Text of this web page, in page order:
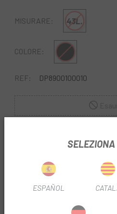
MISURARE: 43L.
COLORE: nero opaco
REF: DP8900100010
Mochila Castelli Bolsa Viaje
con los requisitos de la mayor
para portátil de fácil acceso. -
para apoyo y protección. -Plac
inferiores moldeadas. -Ruedas
PER
ESPAÑOL